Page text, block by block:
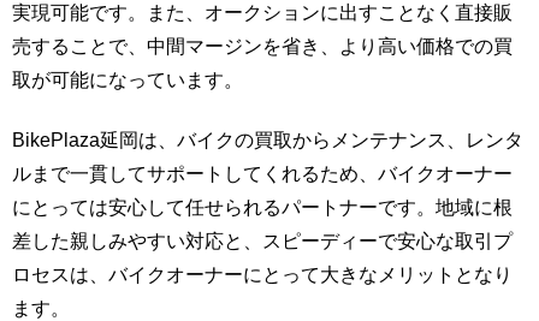
実現可能です。また、オークションに出すことなく直接販
売することで、中間マージンを省き、より高い価格での買
取が可能になっています。
BikePlaza延岡は、バイクの買取からメンテナンス、レンタ
ルまで一貫してサポートしてくれるため、バイクオーナー
にとっては安心して任せられるパートナーです。地域に根
差した親しみやすい対応と、スピーディーで安心な取引プ
ロセスは、バイクオーナーにとって大きなメリットとなり
ます。